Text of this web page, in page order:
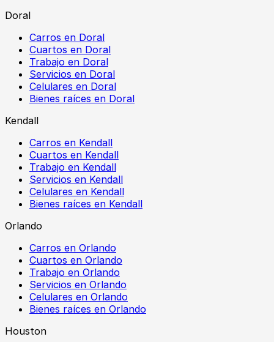
Doral
Carros en Doral
Cuartos en Doral
Trabajo en Doral
Servicios en Doral
Celulares en Doral
Bienes raíces en Doral
Kendall
Carros en Kendall
Cuartos en Kendall
Trabajo en Kendall
Servicios en Kendall
Celulares en Kendall
Bienes raíces en Kendall
Orlando
Carros en Orlando
Cuartos en Orlando
Trabajo en Orlando
Servicios en Orlando
Celulares en Orlando
Bienes raíces en Orlando
Houston